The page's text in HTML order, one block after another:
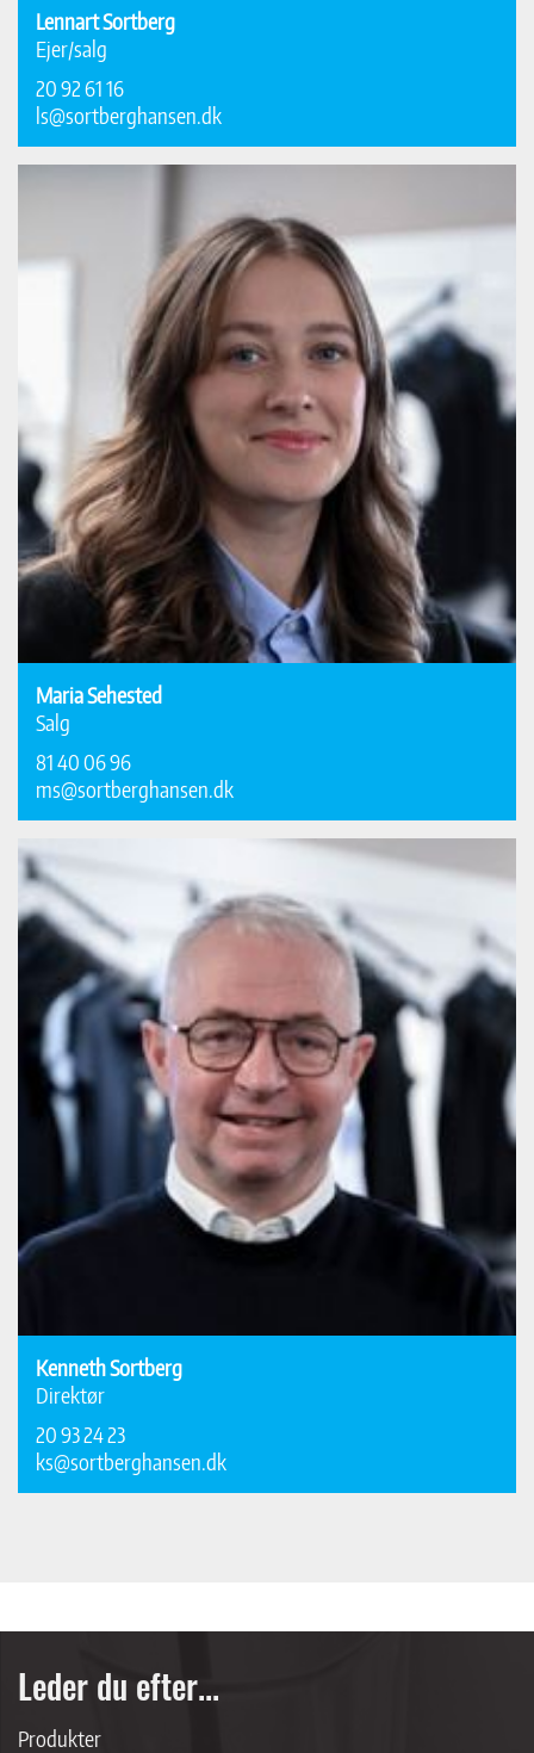
Lennart Sortberg
Ejer/salg
20 92 61 16
ls@sortberghansen.dk
Maria Sehested
Salg
81 40 06 96
ms@sortberghansen.dk
Kenneth Sortberg
Direktør
20 93 24 23
ks@sortberghansen.dk
Leder du efter...
Produkter